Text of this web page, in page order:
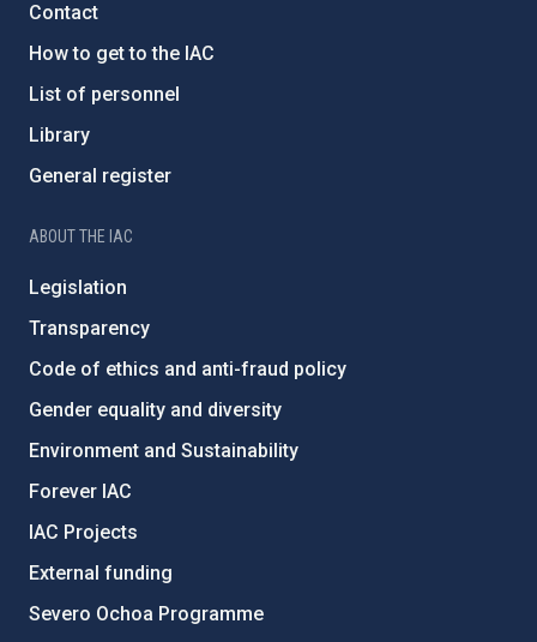
Contact
How to get to the IAC
List of personnel
Library
General register
ABOUT THE IAC
Legislation
Transparency
Code of ethics and anti-fraud policy
Gender equality and diversity
Environment and Sustainability
Forever IAC
IAC Projects
External funding
Severo Ochoa Programme